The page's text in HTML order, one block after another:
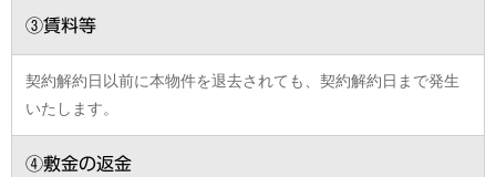
③賃料等
契約解約日以前に本物件を退去されても、契約解約日まで発生
いたします。
④敷金の返金